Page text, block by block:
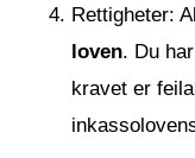
Rettigheter:
loven. Du
kravet er